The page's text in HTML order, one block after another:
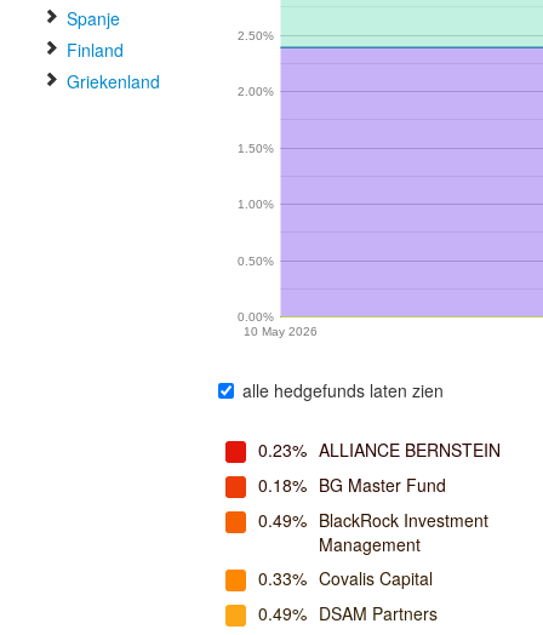
Spanje
Finland
Griekenland
10 May 2026
0.00%
0.50%
1.00%
1.50%
2.00%
2.50%
alle hedgefunds laten zien
0.23% ALLIANCE BERNSTEIN
0.18% BG Master Fund
0.49% BlackRock Investment
Management
0.33% Covalis Capital
0.49% DSAM Partners